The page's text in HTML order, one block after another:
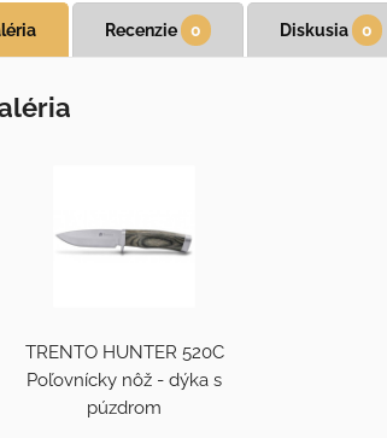
Recenzie 0 Diskusia 0
TRENTO HUNTER 520C
Poľovnícky nôž - dýka s
púzdrom